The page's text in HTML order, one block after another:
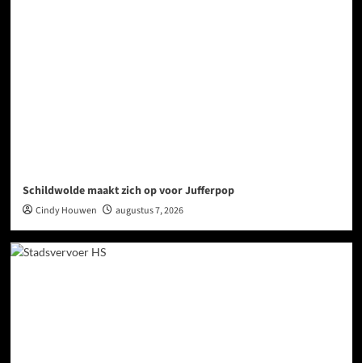
Schildwolde maakt zich op voor Jufferpop
Cindy Houwen augustus 7, 2026